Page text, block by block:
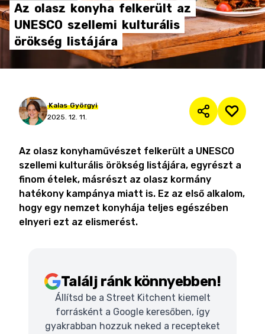
Az olasz konyha felkerült az
UNESCO szellemi kulturális
örökség listájára
Kalas Györgyi
2025. 12. 11.
Az olasz konyhaművészet felkerült a UNESCO
szellemi kulturális örökség listájára, egyrészt a
finom ételek, másrészt az olasz kormány
hatékony kampánya miatt is. Ez az első alkalom,
hogy egy nemzet konyhája teljes egészében
elnyeri ezt az elismerést.
Találj ránk könnyebben!
Állítsd be a Street Kitchent kiemelt
forrásként a Google keresőben, így
gyakrabban hozzuk neked a recepteket